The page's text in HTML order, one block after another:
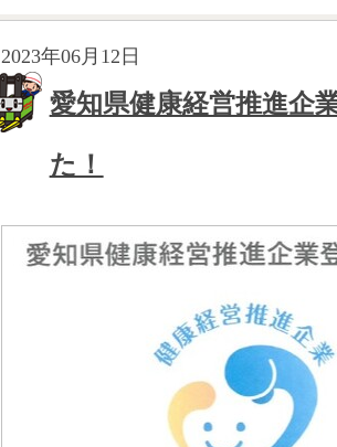
2023年06月12日
愛知県健康経営推進企
た！